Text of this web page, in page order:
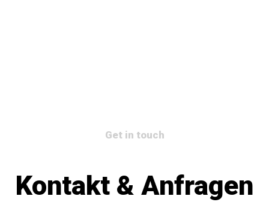
Get in touch
Kontakt & Anfragen